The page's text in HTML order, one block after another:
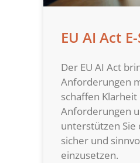
EU AI Act
Der EU AI Act
Anforderungen
schaffen
Anforderungen
unterstützen Sie
sicher und
einzusetzen.